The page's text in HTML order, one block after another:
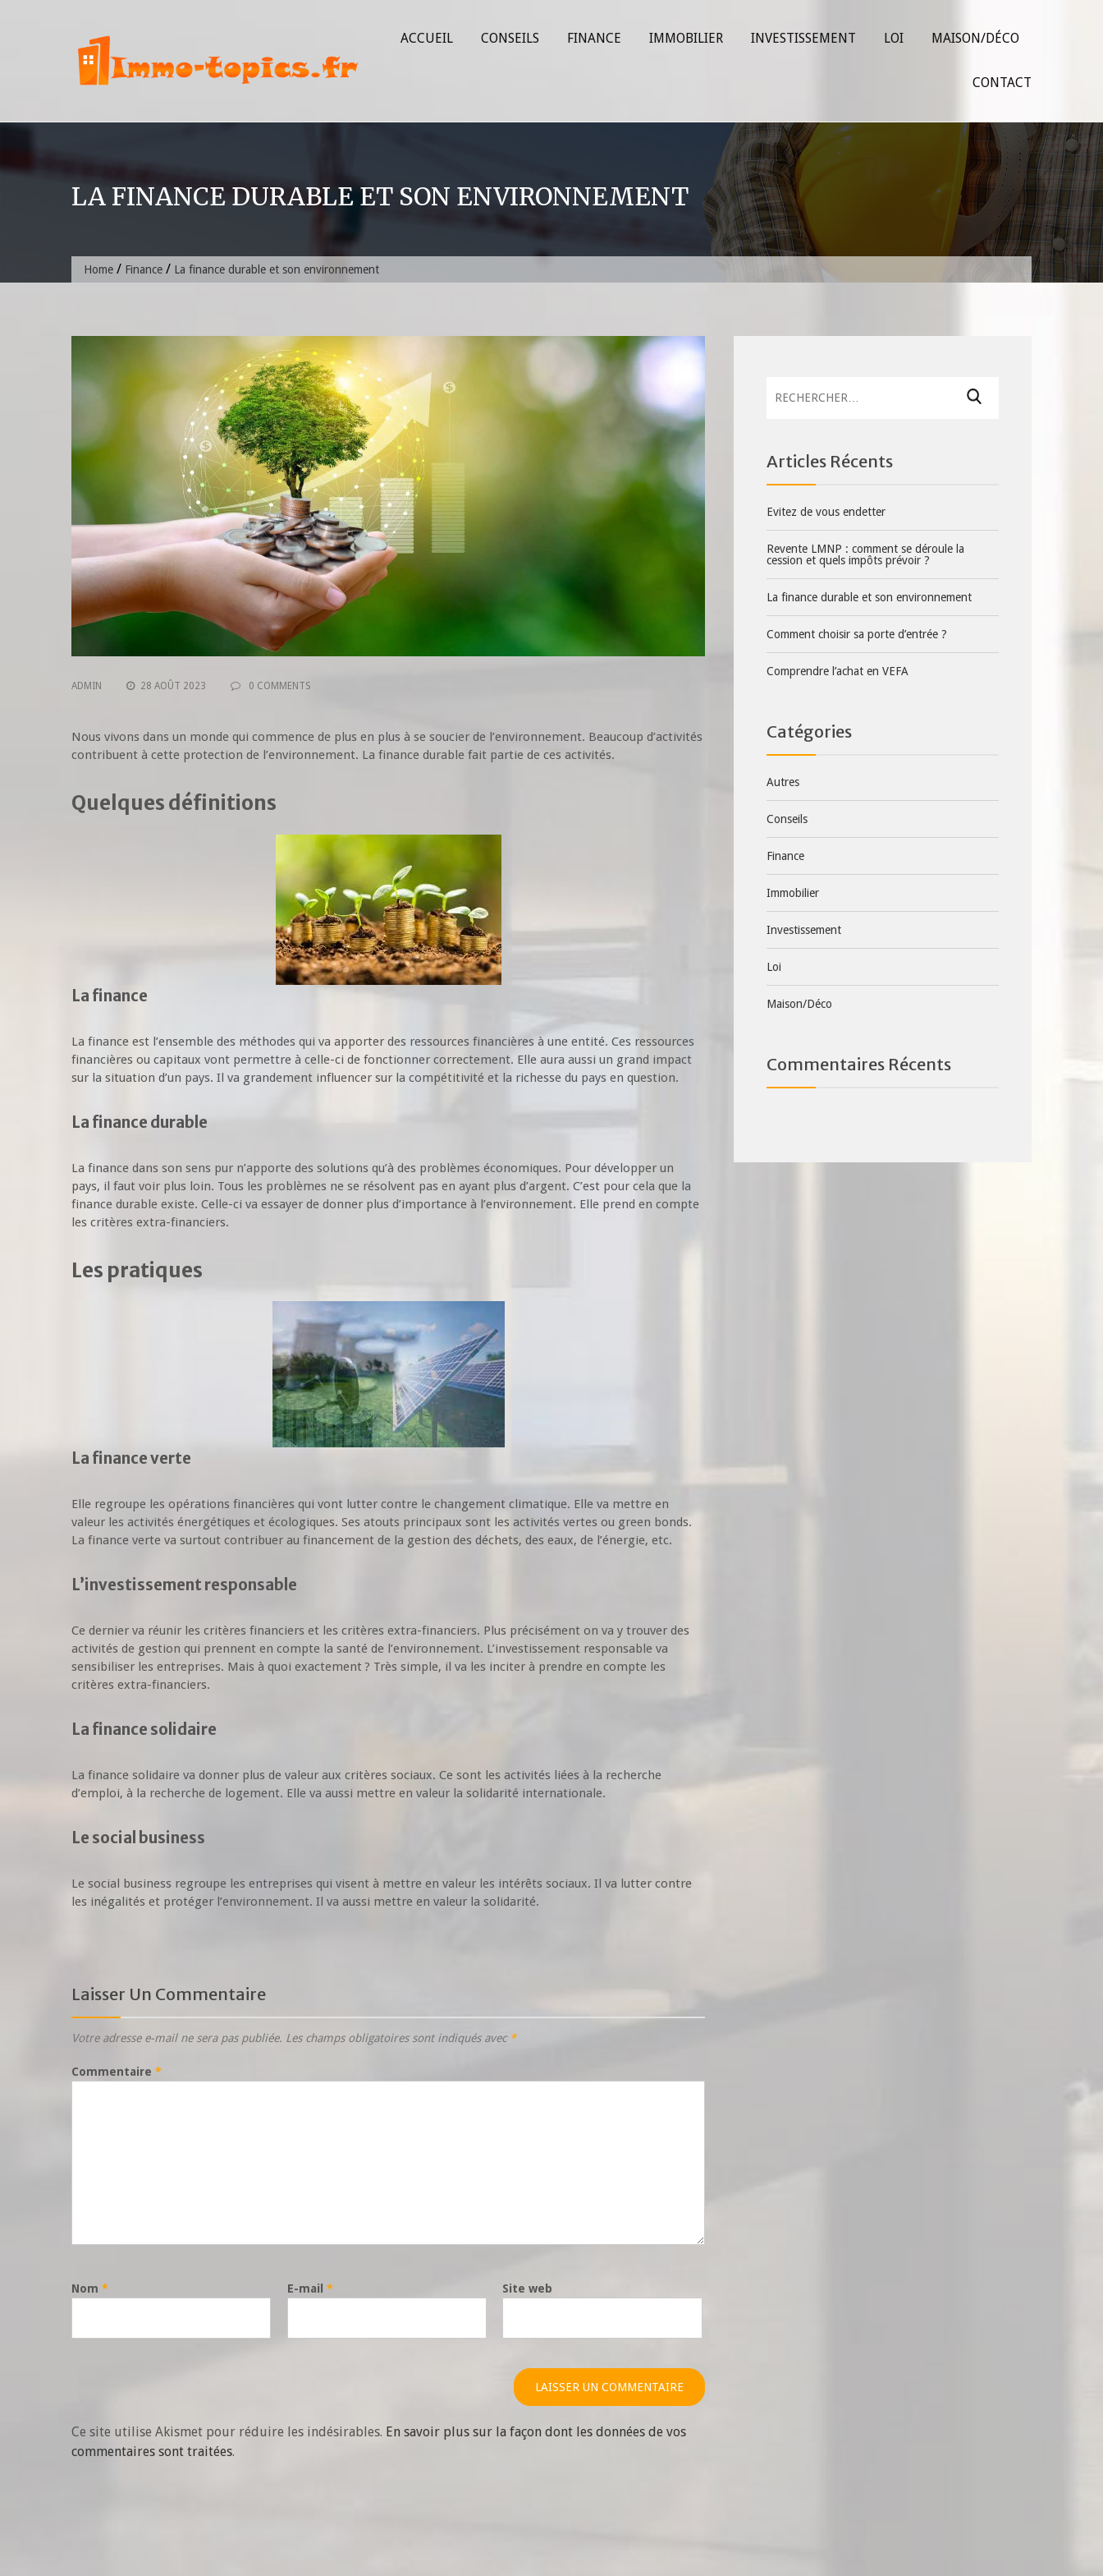
ACCUEIL CONSEILS FINANCE IMMOBILIER INVESTISSEMENT LOI MAISON/DÉCO
CONTACT
LA FINANCE DURABLE ET SON ENVIRONNEMENT
Home / Finance / La finance durable et son environnement
ADMIN 28 AOÛT 2023 0 COMMENTS
Nous vivons dans un monde qui commence de plus en plus à se soucier de l’environnement. Beaucoup d’activités
contribuent à cette protection de l’environnement. La finance durable fait partie de ces activités.
Quelques définitions
La finance
La finance est l’ensemble des méthodes qui va apporter des ressources financières à une entité. Ces ressources
financières ou capitaux vont permettre à celle-ci de fonctionner correctement. Elle aura aussi un grand impact
sur la situation d’un pays. Il va grandement influencer sur la compétitivité et la richesse du pays en question.
La finance durable
La finance dans son sens pur n’apporte des solutions qu’à des problèmes économiques. Pour développer un
pays, il faut voir plus loin. Tous les problèmes ne se résolvent pas en ayant plus d’argent. C’est pour cela que la
finance durable existe. Celle-ci va essayer de donner plus d’importance à l’environnement. Elle prend en compte
les critères extra-financiers.
Les pratiques
La finance verte
Elle regroupe les opérations financières qui vont lutter contre le changement climatique. Elle va mettre en
valeur les activités énergétiques et écologiques. Ses atouts principaux sont les activités vertes ou green bonds.
La finance verte va surtout contribuer au financement de la gestion des déchets, des eaux, de l’énergie, etc.
L’investissement responsable
Ce dernier va réunir les critères financiers et les critères extra-financiers. Plus précisément on va y trouver des
activités de gestion qui prennent en compte la santé de l’environnement. L’investissement responsable va
sensibiliser les entreprises. Mais à quoi exactement ? Très simple, il va les inciter à prendre en compte les
critères extra-financiers.
La finance solidaire
La finance solidaire va donner plus de valeur aux critères sociaux. Ce sont les activités liées à la recherche
d’emploi, à la recherche de logement. Elle va aussi mettre en valeur la solidarité internationale.
Le social business
Le social business regroupe les entreprises qui visent à mettre en valeur les intérêts sociaux. Il va lutter contre
les inégalités et protéger l’environnement. Il va aussi mettre en valeur la solidarité.
Laisser Un Commentaire
Votre adresse e-mail ne sera pas publiée. Les champs obligatoires sont indiqués avec *
Commentaire *
Nom * E-mail * Site web
Ce site utilise Akismet pour réduire les indésirables. En savoir plus sur la façon dont les données de vos
commentaires sont traitées.
Articles Récents
Evitez de vous endetter
Revente LMNP : comment se déroule la
cession et quels impôts prévoir ?
La finance durable et son environnement
Comment choisir sa porte d’entrée ?
Comprendre l’achat en VEFA
Catégories
Autres
Conseils
Finance
Immobilier
Investissement
Loi
Maison/Déco
Commentaires Récents